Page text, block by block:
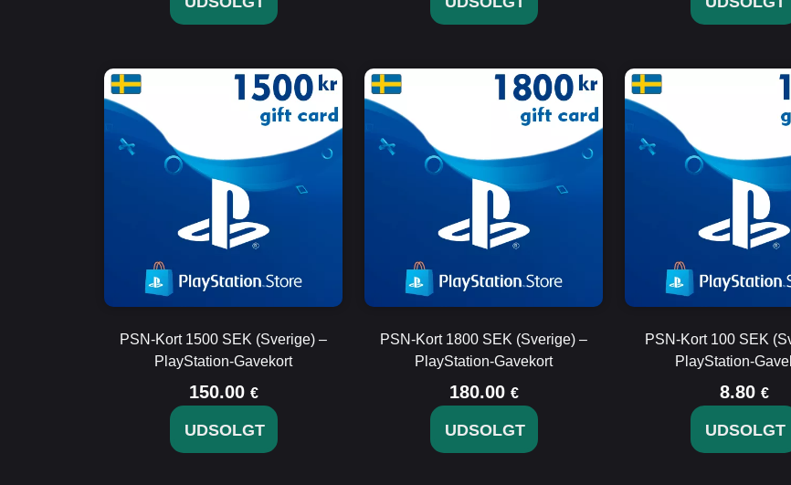
PSN-Kort 1500 SEK (Sverige) –
PlayStation-Gavekort
150.00 €
UDSOLGT
PSN-Kort 1800 SEK (Sverige) –
PlayStation-Gavekort
180.00 €
UDSOLGT
PSN-Kort 100 SEK
PlayStation-
8.80 €
UDSOLGT